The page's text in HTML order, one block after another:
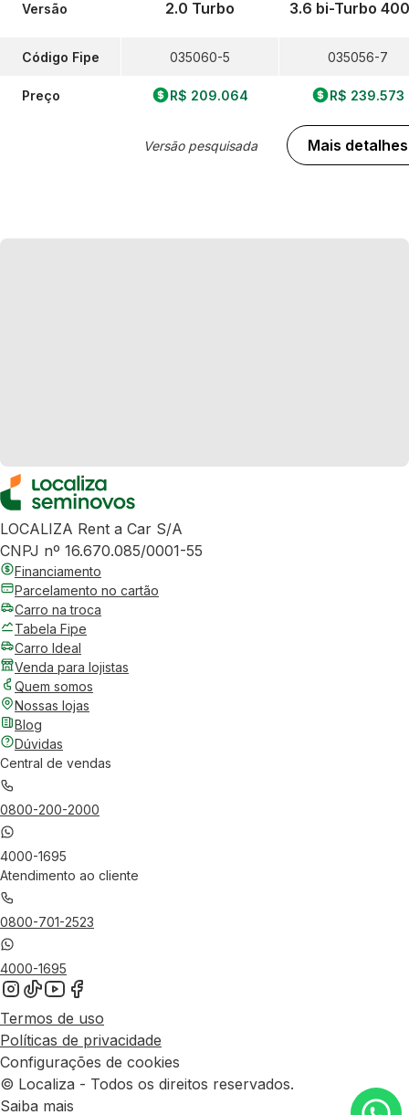
Versão
Código Fipe
Preço
2.0 Turbo
035060-5
R$ 209.064
Versão pesquisada
3.6 bi-Turbo
035056-7
R$ 239.573
Mais detalhes
LOCALIZA Rent a Car S/A
CNPJ nº 16.670.085/0001-55
Financiamento
Parcelamento no cartão
Carro na troca
Tabela Fipe
Carro Ideal
Venda para lojistas
Quem somos
Nossas lojas
Blog
Dúvidas
Central de vendas
0800-200-2000
4000-1695
Atendimento ao cliente
0800-701-2523
4000-1695
Termos de uso
Políticas de privacidade
Configurações de cookies
© Localiza - Todos os direitos reservados.
Saiba mais